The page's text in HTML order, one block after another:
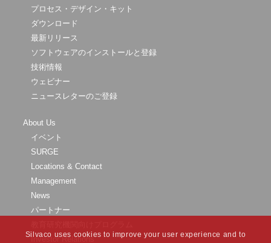
プロセス・デザイン・キット
ダウンロード
最新リリース
ソフトウェアのインストールと登録
技術情報
ウェビナー
ニュースレターのご登録
About Us
イベント
SURGE
Locations & Contact
Management
News
パートナー
Investor Relations
Silvaco uses cookies to improve your user experience and to